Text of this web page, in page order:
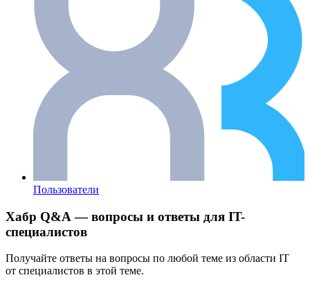
Пользователи
Хабр Q&A — вопросы и ответы для IT-
специалистов
Получайте ответы на вопросы по любой теме из области IT
от специалистов в этой теме.